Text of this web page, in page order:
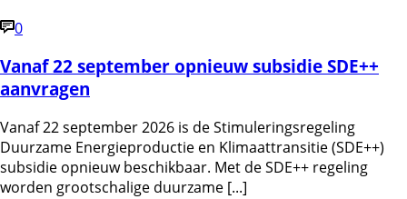
0
Vanaf 22 september opnieuw subsidie SDE++
aanvragen
Vanaf 22 september 2026 is de Stimuleringsregeling
Duurzame Energieproductie en Klimaattransitie (SDE++)
subsidie opnieuw beschikbaar. Met de SDE++ regeling
worden grootschalige duurzame [...]